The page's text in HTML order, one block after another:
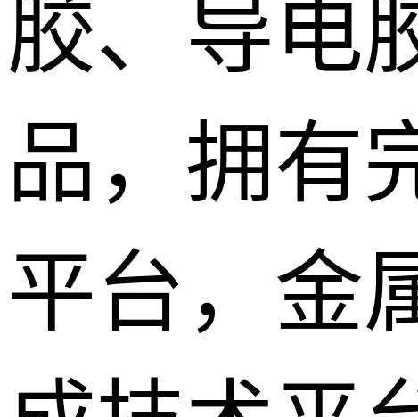
胶、导电
品，拥有
平台，金